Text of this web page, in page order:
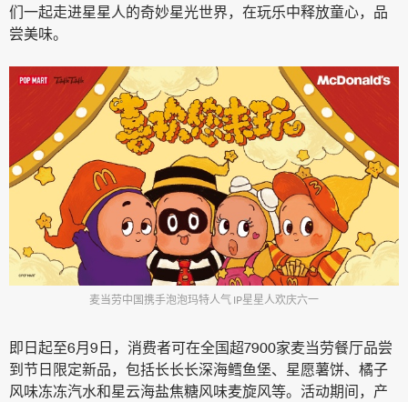
们一起走进星星人的奇妙星光世界，在玩乐中释放童心，品
尝美味。
麦当劳中国携手泡泡玛特人气 IP星星人欢庆六一
即日起至6月9日，消费者可在全国超7900家麦当劳餐厅品尝
到节日限定新品，包括长长长深海鳕鱼堡、星愿薯饼、橘子
风味冻冻汽水和星云海盐焦糖风味麦旋风等。活动期间，产